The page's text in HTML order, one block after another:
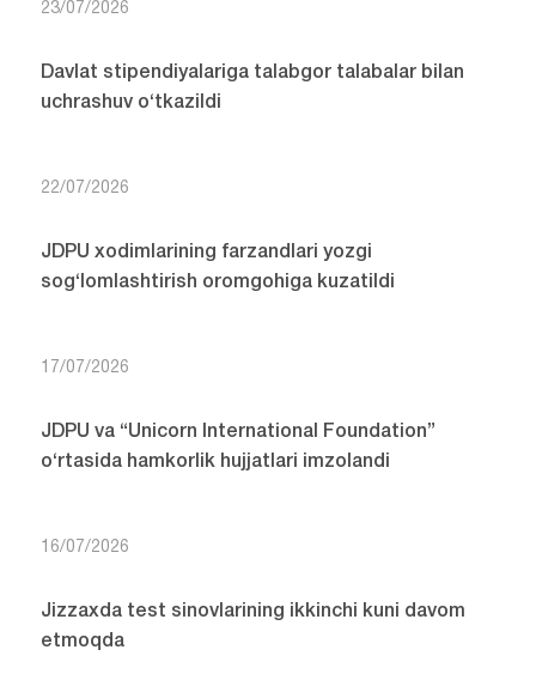
23/07/2026
Davlat stipendiyalariga talabgor talabalar bilan
uchrashuv o‘tkazildi
22/07/2026
JDPU xodimlarining farzandlari yozgi
sog‘lomlashtirish oromgohiga kuzatildi
17/07/2026
JDPU va “Unicorn International Foundation”
o‘rtasida hamkorlik hujjatlari imzolandi
16/07/2026
Jizzaxda test sinovlarining ikkinchi kuni davom
etmoqda